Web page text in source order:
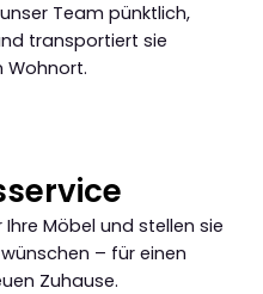
Team pünktlich,
transportiert sie
Wohnort.
Möbel und stellen sie
– für einen
Zuhause.